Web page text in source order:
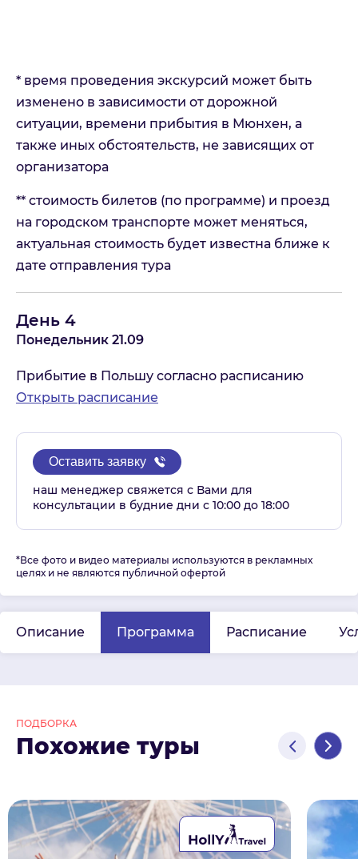
* время проведения экскурсий может быть
изменено в зависимости от дорожной
ситуации, времени прибытия в Мюнхен, а
также иных обстоятельств, не зависящих от
организатора
** стоимость билетов (по программе) и проезд
на городском транспорте может меняться,
актуальная стоимость будет известна ближе к
дате отправления тура
День 4
Понедельник 21.09
Прибытие в Польшу согласно расписанию
Открыть расписание
Оставить заявку
наш менеджер свяжется с Вами для
консультации в будние дни с 10:00 до 18:00
*Все фото и видео материалы используются в рекламных
целях и не являются публичной офертой
Описание Программа Расписание
ПОДБОРКА
Похожие туры